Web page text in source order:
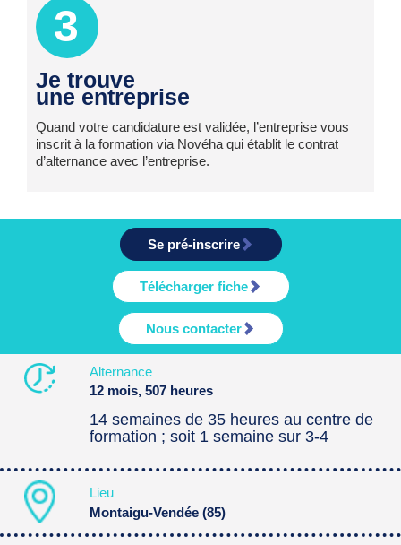
3
Je trouve
une entreprise
Quand votre candidature est validée, l’entreprise vous
inscrit à la formation via Novéha qui établit le contrat
d’alternance avec l’entreprise.
Se pré-inscrire
Télécharger fiche
Nous contacter
Alternance
12 mois, 507 heures
14 semaines de 35 heures au centre de
formation ; soit 1 semaine sur 3-4
Lieu
Montaigu-Vendée (85)